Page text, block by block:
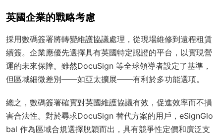
英國企業的戰略考慮
採用數碼簽署將轉變維護協議處理，從現場維修到遠程租賃
續簽。企業應優先選擇具有英國特定認證的平台，以實現營
運的未來保障。雖然DocuSign 等全球領導者設定了基準，
但區域細微差別——如亞太擴展——有利於多功能選項。
總之，數碼簽署確實對英國維護協議有效，促進效率而不損
害合法性。對於尋求DocuSign 替代方案的用戶，eSignGlo
bal 作為區域合規選擇脫穎而出，具有競爭性定價和廣泛支